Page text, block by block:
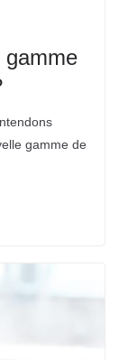
gamme
gamme de